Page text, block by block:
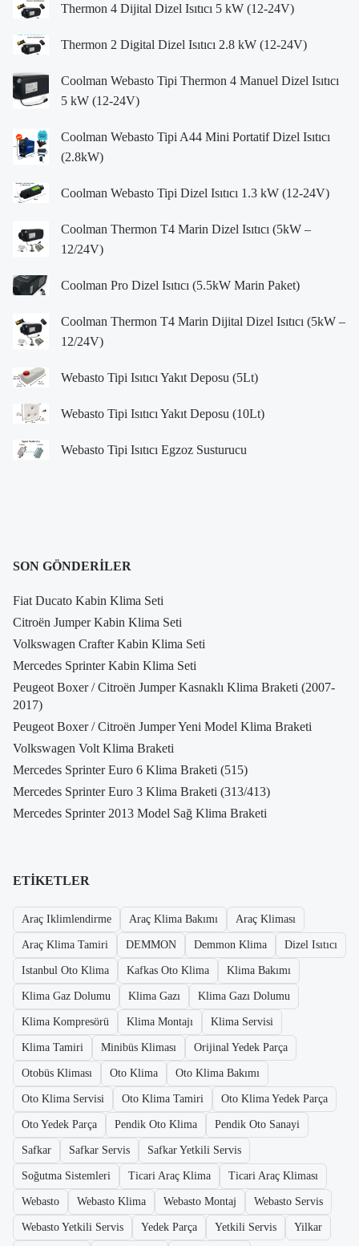
Thermon 4 Dijital Dizel Isıtıcı 5 kW (12-24V)
Thermon 2 Digital Dizel Isıtıcı 2.8 kW (12-24V)
Coolman Webasto Tipi Thermon 4 Manuel Dizel Isıtıcı
5 kW (12-24V)
Coolman Webasto Tipi A44 Mini Portatif Dizel Isıtıcı
(2.8kW)
Coolman Webasto Tipi Dizel Isıtıcı 1.3 kW (12-24V)
Coolman Thermon T4 Marin Dizel Isıtıcı (5kW –
12/24V)
Coolman Pro Dizel Isıtıcı (5.5kW Marin Paket)
Coolman Thermon T4 Marin Dijital Dizel Isıtıcı (5kW –
12/24V)
Webasto Tipi Isıtıcı Yakıt Deposu (5Lt)
Webasto Tipi Isıtıcı Yakıt Deposu (10Lt)
Webasto Tipi Isıtıcı Egzoz Susturucu
SON GÖNDERILER
Fiat Ducato Kabin Klima Seti
Citroën Jumper Kabin Klima Seti
Volkswagen Crafter Kabin Klima Seti
Mercedes Sprinter Kabin Klima Seti
Peugeot Boxer / Citroën Jumper Kasnaklı Klima Braketi (2007-
2017)
Peugeot Boxer / Citroën Jumper Yeni Model Klima Braketi
Volkswagen Volt Klima Braketi
Mercedes Sprinter Euro 6 Klima Braketi (515)
Mercedes Sprinter Euro 3 Klima Braketi (313/413)
Mercedes Sprinter 2013 Model Sağ Klima Braketi
ETIKETLER
Araç Iklimlendirme Araç Klima Bakımı Araç Kliması
Araç Klima Tamiri DEMMON Demmon Klima Dizel Isıtıcı
Istanbul Oto Klima Kafkas Oto Klima Klima Bakımı
Klima Gaz Dolumu Klima Gazı Klima Gazı Dolumu
Klima Kompresörü Klima Montajı Klima Servisi
Klima Tamiri Minibüs Kliması Orijinal Yedek Parça
Otobüs Kliması Oto Klima Oto Klima Bakımı
Oto Klima Servisi Oto Klima Tamiri Oto Klima Yedek Parça
Oto Yedek Parça Pendik Oto Klima Pendik Oto Sanayi
Safkar Safkar Servis Safkar Yetkili Servis
Soğutma Sistemleri Ticari Araç Klima Ticari Araç Kliması
Webasto Webasto Klima Webasto Montaj Webasto Servis
Webasto Yetkili Servis Yedek Parça Yetkili Servis Yilkar